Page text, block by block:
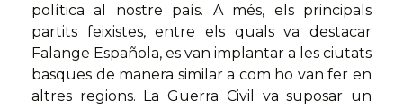
política al nostre país. A més, els principals
partits feixistes, entre els quals va destacar
Falange Española, es van implantar a les ciutats
basques de manera similar a com ho van fer en
altres regions. La Guerra Civil va suposar un